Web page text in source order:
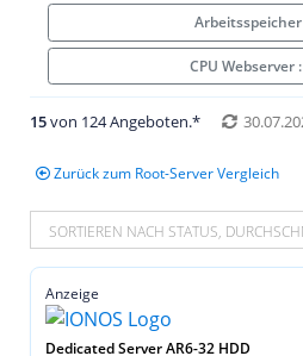
Arbeitsspeicher
CPU
15von 124 Angeboten.*
Zurück zum Root-Server Vergleich
SORTIEREN NACH STATUS,
Anzeige
Dedicated Server AR6-32 HDD